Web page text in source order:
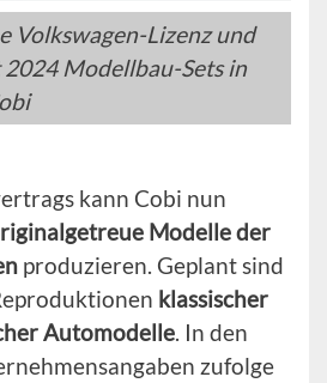
Volkswagen-Lizenz und
Modellbau-Sets in
kann Cobi nun
Modelle der
produzieren. Geplant sind
klassischer
Automodelle. In den
zufolge